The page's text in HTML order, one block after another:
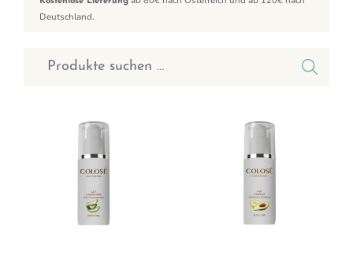
Deutschland.
Suchen nach: